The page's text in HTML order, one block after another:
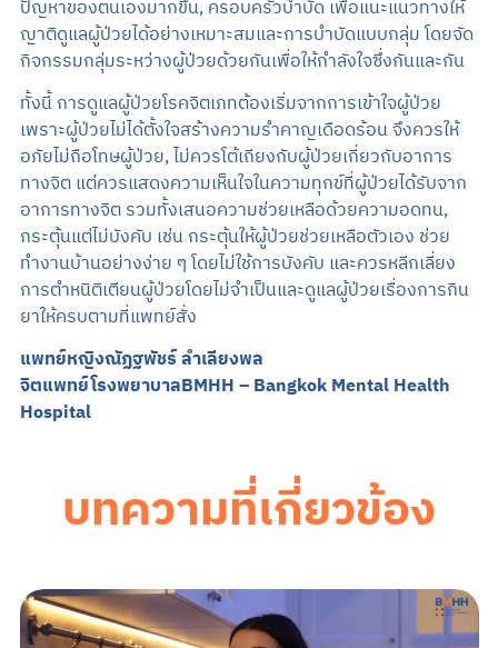
ปัญหาของตนเองมากขึ้น, ครอบครัวบำบัด เพื่อแนะแนวทางให้
ญาติดูแลผู้ป่วยได้อย่างเหมาะสมและการบำบัดแบบกลุ่ม โดยจัด
กิจกรรมกลุ่มระหว่างผู้ป่วยด้วยกันเพื่อให้กำลังใจซึ่งกันและกัน
ทั้งนี้ การดูแลผู้ป่วยโรคจิตเภทต้องเริ่มจากการเข้าใจผู้ป่วย
เพราะผู้ป่วยไม่ได้ตั้งใจสร้างความรำคาญเดือดร้อน จึงควรให้
อภัยไม่ถือโทษผู้ป่วย, ไม่ควรโต้เถียงกับผู้ป่วยเกี่ยวกับอาการ
ทางจิต แต่ควรแสดงความเห็นใจในความทุกข์ที่ผู้ป่วยได้รับจาก
อาการทางจิต รวมทั้งเสนอความช่วยเหลือด้วยความอดทน,
กระตุ้นแต่ไม่บังคับ เช่น กระตุ้นให้ผู้ป่วยช่วยเหลือตัวเอง ช่วย
ทำงานบ้านอย่างง่าย ๆ โดยไม่ใช้การบังคับ และควรหลีกเลี่ยง
การตำหนิติเตียนผู้ป่วยโดยไม่จำเป็นและดูแลผู้ป่วยเรื่องการกิน
ยาให้ครบตามที่แพทย์สั่ง
แพทย์หญิงณัฏฐพัชร์ ลำเลียงพล
จิตแพทย์โรงพยาบาลBMHH – Bangkok Mental Health
Hospital
บทความที่เกี่ยวข้อง